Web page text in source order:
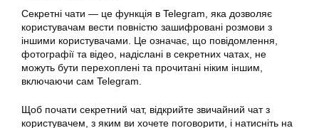
Секретні чати — це функція в Telegram, яка дозволяє
користувачам вести повністю зашифровані розмови з
іншими користувачами. Це означає, що повідомлення,
фотографії та відео, надіслані в секретних чатах, не
можуть бути перехоплені та прочитані ніким іншим,
включаючи сам Telegram.
Щоб почати секретний чат, відкрийте звичайний чат з
користувачем, з яким ви хочете поговорити, і натисніть на